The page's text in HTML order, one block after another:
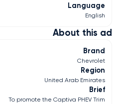
About this ad
Brand
Chevrolet
Region
United Arab Emirates
Brief
To promote the Captiva PHEV Trim
Language
English